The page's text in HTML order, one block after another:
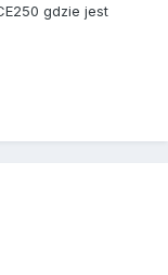
gdzie jest